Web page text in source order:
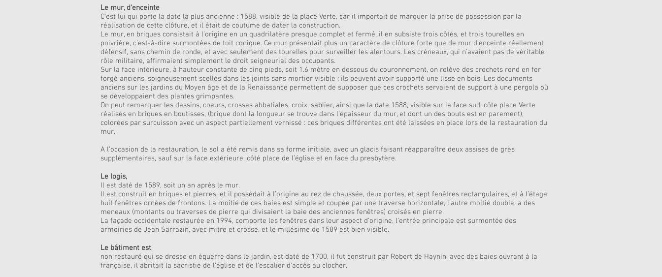
Le mur, d'enceinte
C’est lui qui porte la date la plus ancienne : 1588, visible de la place Verte, car il importait de marquer la prise de possession par la
réalisation de cette clôture, et il était de coutume de dater la construction.
Le mur, en briques consistait à l’origine en un quadrilatère presque complet et fermé, il en subsiste trois côtés, et trois tourelles en
poivrière, c’est-à-dire surmontées de toit conique. Ce mur présentait plus un caractère de clôture forte que de mur d’enceinte réellement
défensif, sans chemin de ronde, et avec seulement des tourelles pour surveiller les alentours. Les créneaux, qui n’avaient pas de véritable
rôle militaire, affirmaient simplement le droit seigneurial des occupants.
Sur la face intérieure, à hauteur constante de cinq pieds, soit 1.6 mètre en dessous du couronnement, on relève des crochets rond en fer
forgé anciens, soigneusement scellés dans les joints sans mortier visible : ils peuvent avoir supporté une lisse en bois. Les documents
anciens sur les jardins du Moyen âge et de la Renaissance permettent de supposer que ces crochets servaient de support à une pergola où
se développaient des plantes grimpantes.
On peut remarquer les dessins, coeurs, crosses abbatiales, croix, sablier, ainsi que la date 1588, visible sur la face sud, côte place Verte
réalisés en briques en boutisses, (brique dont la longueur se trouve dans l’épaisseur du mur, et dont un des bouts est en parement),
colorées par surcuisson avec un aspect partiellement vernissé : ces briques différentes ont été laissées en place lors de la restauration du
mur.
A l’occasion de la restauration, le sol a été remis dans sa forme initiale, avec un glacis faisant réapparaître deux assises de grès
supplémentaires, sauf sur la face extérieure, côté place de l’église et en face du presbytère.
Le logis,
Il est daté de 1589, soit un an après le mur.
Il est construit en briques et pierres, et il possédait à l’origine au rez de chaussée, deux portes, et sept fenêtres rectangulaires, et à l’étage
huit fenêtres ornées de frontons. La moitié de ces baies est simple et coupée par une traverse horizontale, l’autre moitié double, a des
meneaux (montants ou traverses de pierre qui divisaient la baie des anciennes fenêtres) croisés en pierre.
La façade occidentale restaurée en 1994, comporte les fenêtres dans leur aspect d’origine, l’entrée principale est surmontée des
armoiries de Jean Sarrazin, avec mitre et crosse, et le millésime de 1589 est bien visible.
Le bâtiment est,
non restauré qui se dresse en équerre dans le jardin, est daté de 1700, il fut construit par Robert de Haynin, avec des baies ouvrant à la
française, il abritait la sacristie de l’église et de l’escalier d’accès au clocher.